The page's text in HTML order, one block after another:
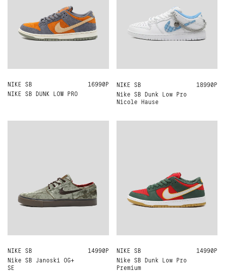
NIKE SB
NIKE SB DUNK LOW PRO
US10 US8 16990Р
NIKE SB
Nike SB Dunk Low Pro
Nicole Hause
US9 US8 18990Р
NIKE SB
Nike SB Janoski OG+
SE
US10 US8 14990Р
NIKE SB
Nike SB Dunk Low Pro
Premium
US10 US8
US8.5
US9.5
14990Р